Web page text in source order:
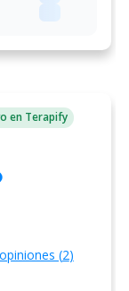
en Terapify
(2)